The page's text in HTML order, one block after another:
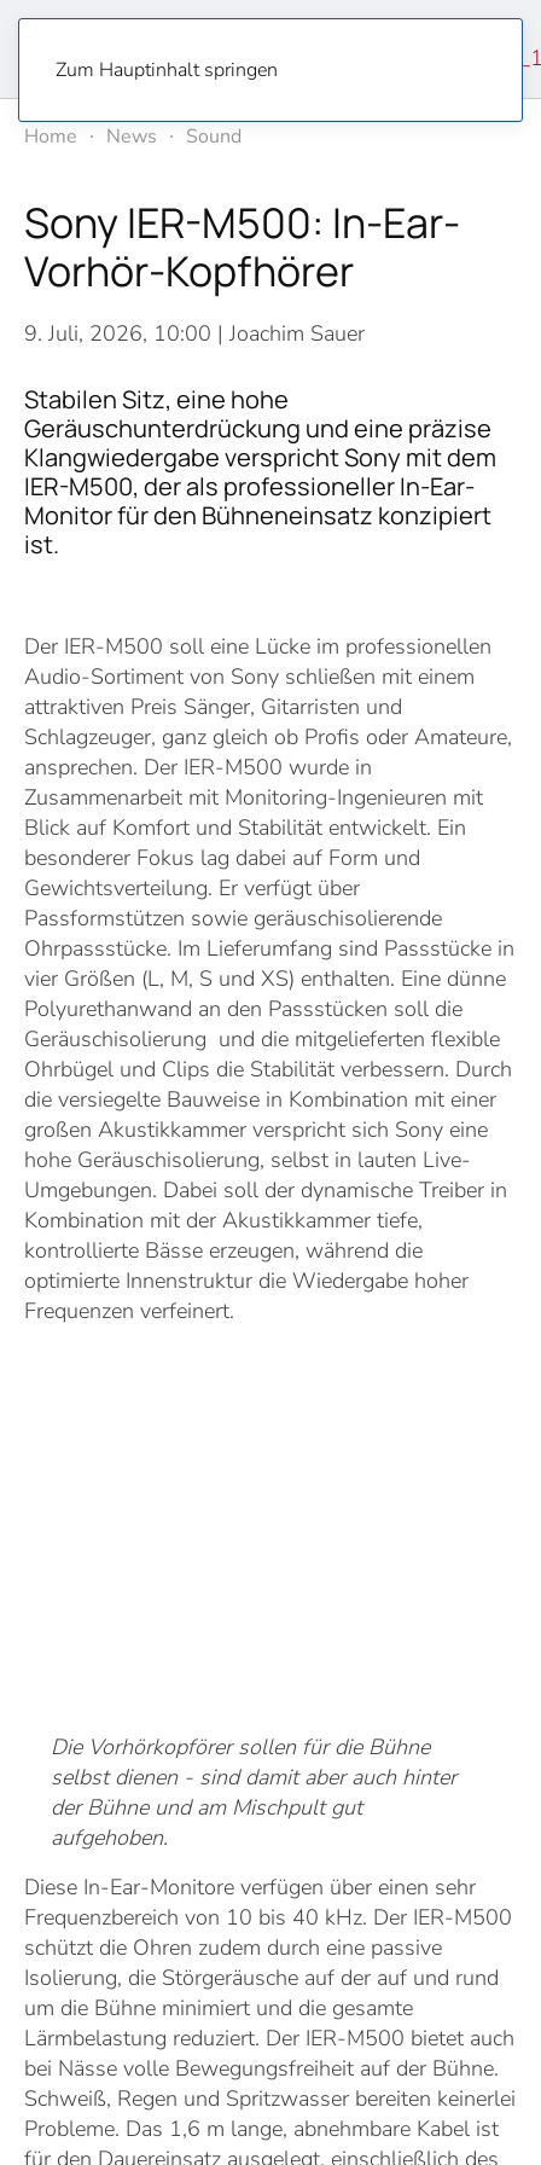
Zum Hauptinhalt springen
Home News Sound
Sony IER-M500: In-Ear-
Vorhör-Kopfhörer
9. Juli, 2026, 10:00 | Joachim Sauer
Stabilen Sitz, eine hohe
Geräuschunterdrückung und eine präzise
Klangwiedergabe verspricht Sony mit dem
IER-M500, der als professioneller In-Ear-
Monitor für den Bühneneinsatz konzipiert
ist.
Der IER-M500 soll eine Lücke im professionellen
Audio-Sortiment von Sony schließen mit einem
attraktiven Preis Sänger, Gitarristen und
Schlagzeuger, ganz gleich ob Profis oder Amateure,
ansprechen. Der IER-M500 wurde in
Zusammenarbeit mit Monitoring-Ingenieuren mit
Blick auf Komfort und Stabilität entwickelt. Ein
besonderer Fokus lag dabei auf Form und
Gewichtsverteilung. Er verfügt über
Passformstützen sowie geräuschisolierende
Ohrpassstücke. Im Lieferumfang sind Passstücke in
vier Größen (L, M, S und XS) enthalten. Eine dünne
Polyurethanwand an den Passstücken soll die
Geräuschisolierung und die mitgelieferten flexible
Ohrbügel und Clips die Stabilität verbessern. Durch
die versiegelte Bauweise in Kombination mit einer
großen Akustikkammer verspricht sich Sony eine
hohe Geräuschisolierung, selbst in lauten Live-
Umgebungen. Dabei soll der dynamische Treiber in
Kombination mit der Akustikkammer tiefe,
kontrollierte Bässe erzeugen, während die
optimierte Innenstruktur die Wiedergabe hoher
Frequenzen verfeinert.
Die Vorhörkopförer sollen für die Bühne
selbst dienen - sind damit aber auch hinter
der Bühne und am Mischpult gut
aufgehoben.
Diese In-Ear-Monitore verfügen über einen sehr
Frequenzbereich von 10 bis 40 kHz. Der IER-M500
schützt die Ohren zudem durch eine passive
Isolierung, die Störgeräusche auf der auf und rund
um die Bühne minimiert und die gesamte
Lärmbelastung reduziert. Der IER-M500 bietet auch
bei Nässe volle Bewegungsfreiheit auf der Bühne.
Schweiß, Regen und Spritzwasser bereiten keinerlei
Probleme. Das 1,6 m lange, abnehmbare Kabel ist
für den Dauereinsatz ausgelegt, einschließlich des